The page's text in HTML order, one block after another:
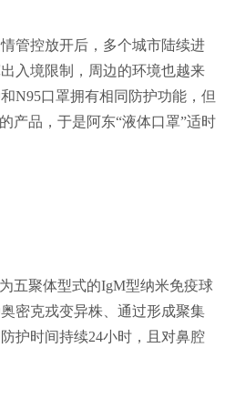
管控放开后，多个城市陆续进
入境限制，周边的环境也越来
N95口罩拥有相同防护功能，但
产品，于是阿东“液体口罩”适时
五聚体型式的IgM型纳米免疫球
密克戎变异株、通过形成聚集
护时间持续24小时，且对鼻腔